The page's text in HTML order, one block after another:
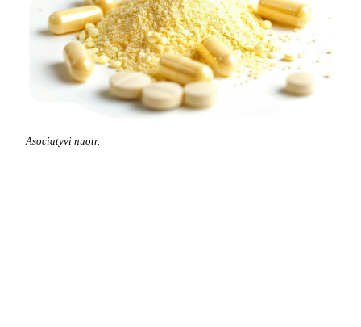
Asociatyvi nuotr.